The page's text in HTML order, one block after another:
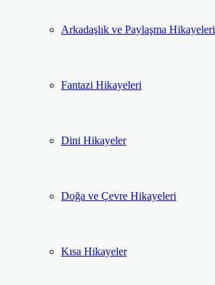
Arkadaşlık ve Paylaşma Hikayeleri
Fantazi Hikayeleri
Dini Hikayeler
Doğa ve Çevre Hikayeleri
Kısa Hikayeler